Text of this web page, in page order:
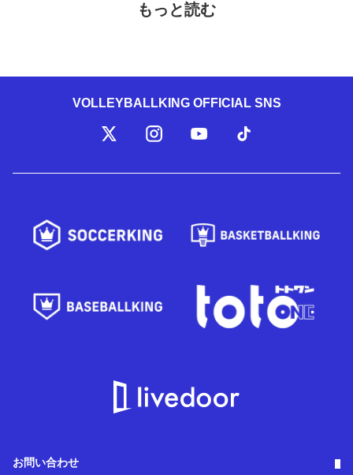
もっと読む
VOLLEYBALLKING OFFICIAL SNS
お問い合わせ